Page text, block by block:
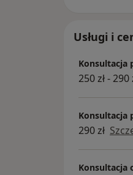
Za ważny
z wizytą w
Ukończyła
Usługi i
Konsultacja
250 zł - 290
Konsultacja
290 zł
Konsultacja